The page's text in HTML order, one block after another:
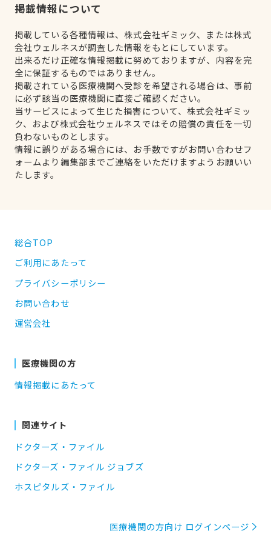
掲載情報について
掲載している各種情報は、株式会社ギミック、または株式
会社ウェルネスが調査した情報をもとにしています。
出来るだけ正確な情報掲載に努めておりますが、内容を完
全に保証するものではありません。
掲載されている医療機関へ受診を希望される場合は、事前
に必ず該当の医療機関に直接ご確認ください。
当サービスによって生じた損害について、株式会社ギミッ
ク、および株式会社ウェルネスではその賠償の責任を一切
負わないものとします。
情報に誤りがある場合には、お手数ですがお問い合わせフ
ォームより編集部までご連絡をいただけますようお願いい
たします。
総合TOP
ご利用にあたって
プライバシーポリシー
お問い合わせ
運営会社
医療機関の方
情報掲載にあたって
関連サイト
ドクターズ・ファイル
ドクターズ・ファイル ジョブズ
ホスピタルズ・ファイル
医療機関の方向け ログインページ